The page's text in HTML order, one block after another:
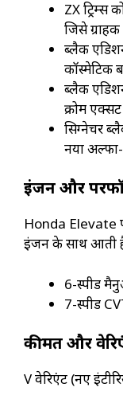
ZX ट्रिम्स
जिसे
ब्लैक
कॉस्मेटिक
ब्लैक
क्रोम एक्सेंट
सिग्नेचर
नया
इंजन और
Honda Elevate
इंजन के साथ आती
6-स्पीड
7-स्पीड
कीमत और
V वेरिएंट (नए